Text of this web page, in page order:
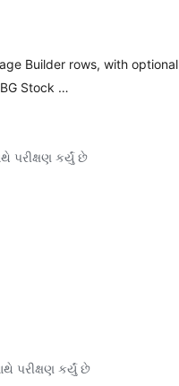
Builder rows, with optional
Stock …
પરીક્ષણ કર્યું છે
પરીક્ષણ કર્યું છે